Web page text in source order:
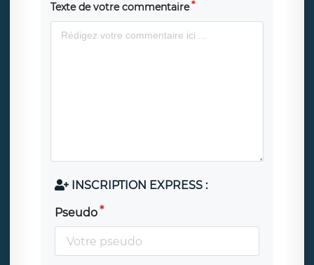
Texte de votre commentaire
INSCRIPTION EXPRESS :
Pseudo